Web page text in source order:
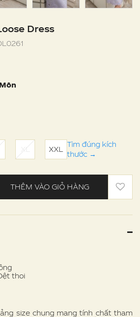
Dress
XL XXL
Tìm đúng kích
thước →
THÊM VÀO GIỎ HÀNG
thoi
size chung mang tính chất tham